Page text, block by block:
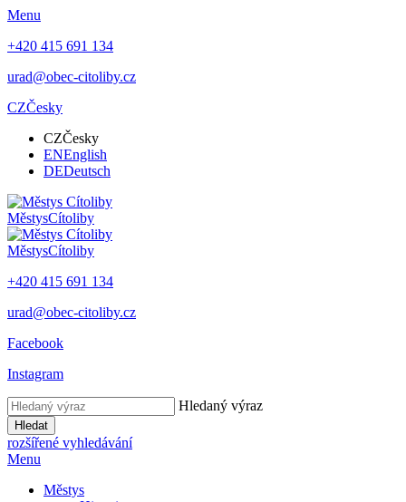
Menu
+420 415 691 134
urad@obec-citoliby.cz
CZČesky
CZČesky
ENEnglish
DEDeutsch
MěstysCítoliby
MěstysCítoliby
+420 415 691 134
urad@obec-citoliby.cz
Facebook
Instagram
Hledaný výraz
Hledat
rozšířené vyhledávání
Menu
Městys